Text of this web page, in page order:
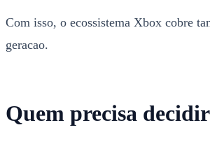
Com isso, o ecossistema Xbox cobre
geracao.
Quem precisa